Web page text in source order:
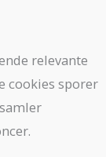
relevante
cookies sporer